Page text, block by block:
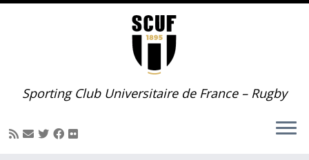
Passer
Sporting Club Universitaire de France – Rugby